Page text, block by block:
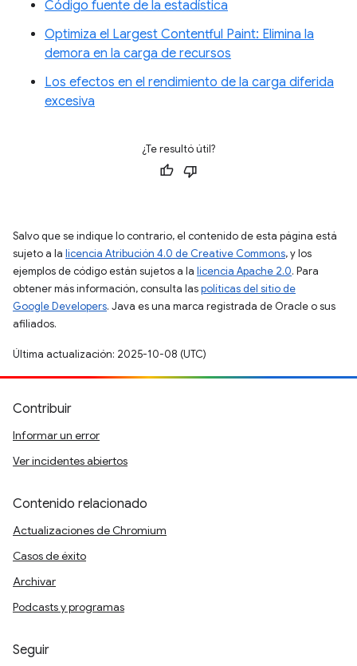
Código fuente de la estadística
Optimiza el Largest Contentful Paint: Elimina la
demora en la carga de recursos
Los efectos en el rendimiento de la carga diferida
excesiva
¿Te resultó útil?
Salvo que se indique lo contrario, el contenido de esta página está
sujeto a la licencia Atribución 4.0 de Creative Commons, y los
ejemplos de código están sujetos a la licencia Apache 2.0. Para
obtener más información, consulta laspolíticas del sitio de
Google Developers. Java es una marca registrada de Oracle o sus
afiliados.
Última actualización: 2025-10-08 (UTC)
Contribuir
Informar un error
Ver incidentes abiertos
Contenido relacionado
Actualizaciones de Chromium
Casos de éxito
Archivar
Podcasts y programas
Seguir